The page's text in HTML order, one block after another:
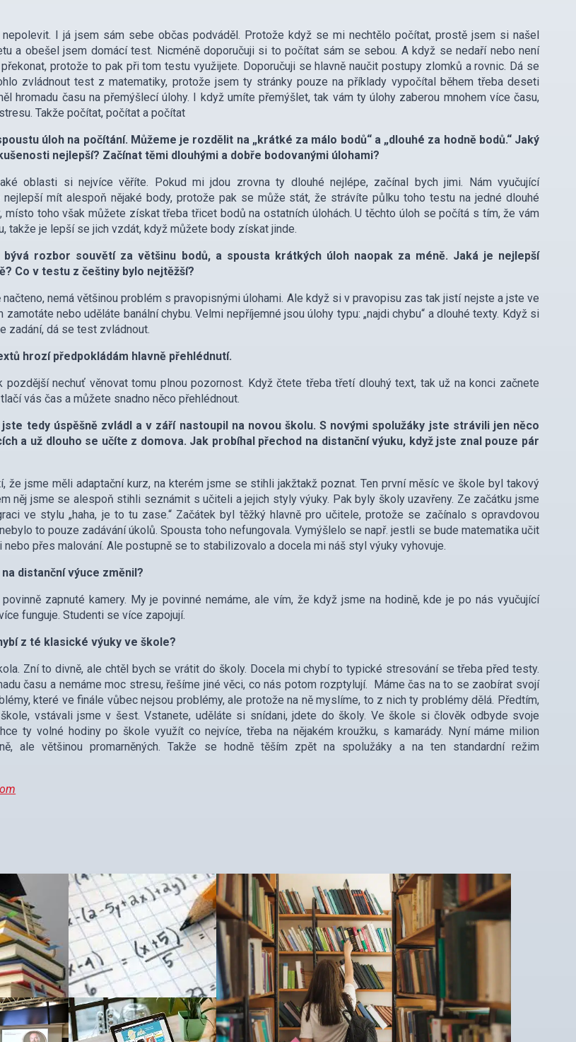
nepolevit. I já jsem sám sebe občas podváděl. Protože když se mi nechtělo počítat, prostě jsem si našel
a obešel jsem domácí test. Nicméně doporučuji si to počítat sám se sebou. A když se nedaří nebo není
protože to pak při tom testu využijete. Doporučuji se hlavně naučit postupy zlomků a rovnic. Dá se
zvládnout test z matematiky, protože jsem ty stránky pouze na příklady vypočítal během třeba deseti
hromadu času na přemýšlecí úlohy. I když umíte přemýšlet, tak vám ty úlohy zaberou mnohem více času,
Takže počítat, počítat a počítat
úloh na počítání. Můžeme je rozdělit na „krátké za málo bodů“ a „dlouhé za hodně bodů.“ Jaký
nejlepší? Začínat těmi dlouhými a dobře bodovanými úlohami?
oblasti si nejvíce věříte. Pokud mi jdou zrovna ty dlouhé nejlépe, začínal bych jimi. Nám vyučující
nejlepší mít alespoň nějaké body, protože pak se může stát, že strávíte půlku toho testu na jedné dlouhé
místo toho však můžete získat třeba třicet bodů na ostatních úlohách. U těchto úloh se počítá s tím, že vám
takže je lepší se jich vzdát, když můžete body získat jinde.
rozbor souvětí za většinu bodů, a spousta krátkých úloh naopak za méně. Jaká je nejlepší
Co v testu z češtiny bylo nejtěžší?
načteno, nemá většinou problém s pravopisnými úlohami. Ale když si v pravopisu zas tak jistí nejste a jste ve
nebo uděláte banální chybu. Velmi nepříjemné jsou úlohy typu: „najdi chybu“ a dlouhé texty. Když si
zadání, dá se test zvládnout.
hrozí předpokládám hlavně přehlédnutí.
pozdější nechuť věnovat tomu plnou pozornost. Když čtete třeba třetí dlouhý text, tak už na konci začnete
vás čas a můžete snadno něco přehlédnout.
tedy úspěšně zvládl a v září nastoupil na novou školu. S novými spolužáky jste strávili jen něco
a už dlouho se učíte z domova. Jak probíhal přechod na distanční výuku, když jste znal pouze pár
že jsme měli adaptační kurz, na kterém jsme se stihli jakžtakž poznat. Ten první měsíc ve škole byl takový
něj jsme se alespoň stihli seznámit s učiteli a jejich styly výuky. Pak byly školy uzavřeny. Ze začátku jsme
ve stylu „haha, je to tu zase.“ Začátek byl těžký hlavně pro učitele, protože se začínalo s opravdovou
to pouze zadávání úkolů. Spousta toho nefungovala. Vymýšlelo se např. jestli se bude matematika učit
nebo přes malování. Ale postupně se to stabilizovalo a docela mi náš styl výuky vyhovuje.
distanční výuce změnil?
zapnuté kamery. My je povinné nemáme, ale vím, že když jsme na hodině, kde je po nás vyučující
funguje. Studenti se více zapojují.
z té klasické výuky ve škole?
Zní to divně, ale chtěl bych se vrátit do školy. Docela mi chybí to typické stresování se třeba před testy.
času a nemáme moc stresu, řešíme jiné věci, co nás potom rozptylují. Máme čas na to se zaobírat svojí
které ve finále vůbec nejsou problémy, ale protože na ně myslíme, to z nich ty problémy dělá. Předtím,
vstávali jsme v šest. Vstanete, uděláte si snídani, jdete do školy. Ve škole si člověk odbyde svoje
ty volné hodiny po škole využít co nejvíce, třeba na nějakém kroužku, s kamarády. Nyní máme milion
ale většinou promarněných. Takže se hodně těším zpět na spolužáky a na ten standardní režim